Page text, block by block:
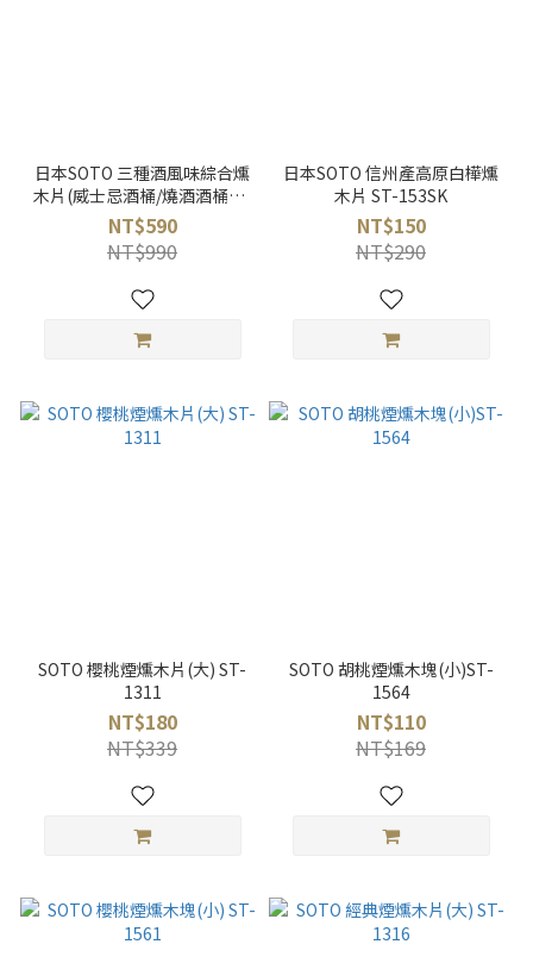
日本SOTO 三種酒風味綜合燻
木片(威士忌酒桶/燒酒酒桶木/
紅酒酒桶木) ST-153LF
NT$590
NT$990
日本SOTO 信州產高原白樺燻
木片 ST-153SK
NT$150
NT$290
SOTO 櫻桃煙燻木片(大) ST-
1311
NT$180
NT$339
SOTO 胡桃煙燻木塊(小)ST-
1564
NT$110
NT$169